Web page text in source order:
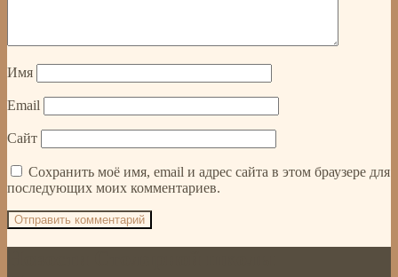
Имя
Email
Сайт
Сохранить моё имя, email и адрес сайта в этом браузере для
последующих моих комментариев.